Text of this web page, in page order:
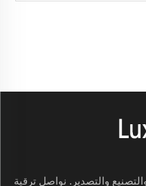
والتصدير. نواصل ترقية